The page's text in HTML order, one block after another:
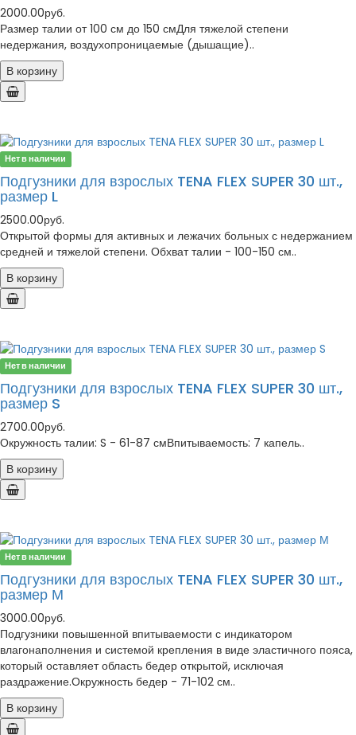
2000.00руб.
Размер талии от 100 см до 150 смДля тяжелой степени
недержания, воздухопроницаемые (дышащие)..
В корзину
Нет в наличии
Подгузники для взрослых TENA FLEX SUPER 30 шт.,
размер L
2500.00руб.
Открытой формы для активных и лежачих больных с недержанием
средней и тяжелой степени. Обхват талии - 100-150 см..
В корзину
Нет в наличии
Подгузники для взрослых TENA FLEX SUPER 30 шт.,
размер S
2700.00руб.
Окружность талии: S - 61-87 смВпитываемость: 7 капель..
В корзину
Нет в наличии
Подгузники для взрослых TENA FLEX SUPER 30 шт.,
размер М
3000.00руб.
Подгузники повышенной впитываемости с индикатором
влагонаполнения и системой крепления в виде эластичного пояса,
который оставляет область бедер открытой, исключая
раздражение.Окружность бедер - 71-102 см..
В корзину